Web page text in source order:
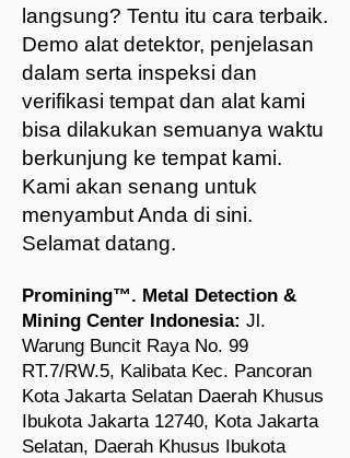
langsung? Tentu itu cara terbaik.
Demo alat detektor, penjelasan
dalam serta inspeksi dan
verifikasi tempat dan alat kami
bisa dilakukan semuanya waktu
berkunjung ke tempat kami.
Kami akan senang untuk
menyambut Anda di sini.
Selamat datang.
Promining™. Metal Detection &
Mining Center Indonesia: Jl.
Warung Buncit Raya No. 99
RT.7/RW.5, Kalibata Kec. Pancoran
Kota Jakarta Selatan Daerah Khusus
Ibukota Jakarta 12740, Kota Jakarta
Selatan, Daerah Khusus Ibukota